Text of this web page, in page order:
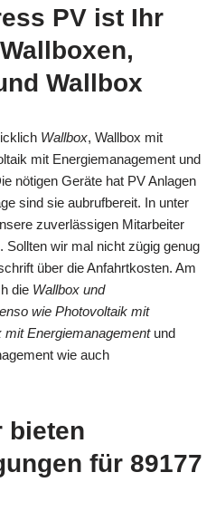
PV ist Ihr
Wallbox
Wallbox, Wallbox mit
mit Energiemanagement und
nötigen Geräte hat PV Anlagen
sind sie aubrufbereit. In unter
zuverlässigen Mitarbeiter
wir mal nicht zügig genug
über die Anfahrtkosten. Am
die Wallbox und
wie Photovoltaik mit
Energiemanagementund
wie auch
bieten
für 89177